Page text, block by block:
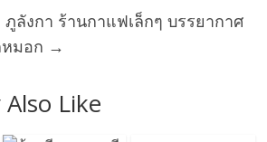
ลังกา ร้านกาแฟเล็กๆ บรรยากาศ
หมอก →
Like